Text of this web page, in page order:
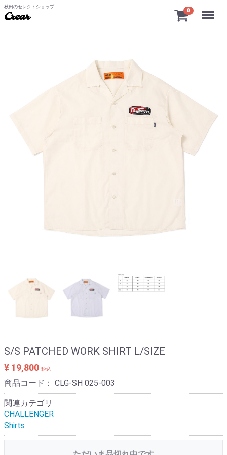
秋田のセレクトショップ
Crear
0 Menu
S/S PATCHED WORK SHIRT L/SIZE
¥ 19,800 税込
商品コード： CLG-SH 025-003
関連カテゴリ
CHALLENGER
Shirts